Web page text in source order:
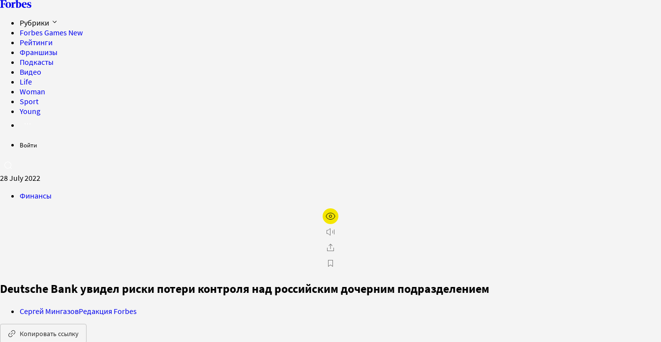
Рубрики
Forbes Games New
Рейтинги
Франшизы
Подкасты
Видео
Life
Woman
Sport
Young
Войти
28 July 2022
Финансы
Deutsche Bank увидел риски потери контроля над российским дочерним подразделением
Сергей МингазовРедакция Forbes
Копировать ссылку